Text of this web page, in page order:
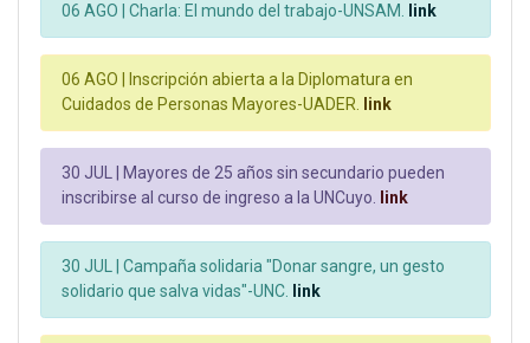
06 AGO | Charla: El mundo del trabajo-UNSAM. link
06 AGO |
Inscripción abierta a la Diplomatura en
Cuidados de Personas Mayores-UADER. link
30 JUL |
Mayores de 25 años sin secundario pueden
inscribirse al curso de ingreso a la UNCuyo. link
30 JUL | Campaña solidaria "Donar sangre, un gesto
solidario que salva vidas"-UNC. link